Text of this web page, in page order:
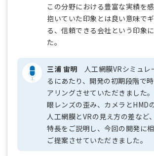
この分野における豊富な実績を
抱いていた印象とは良い意味で
る、信頼できる会社という印象
た。
三浦 宙明
人工網膜VRシミュレ
るにあたり、開発の初期段階で
アリングさせていただきました
眼レンズの歪み、カメラとHMD
人工網膜とVRの見え方の差など
特長をご説明し、今回の開発に
ご提案させていただきました。